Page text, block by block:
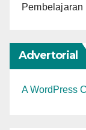
Pembelajaran
Advertorial
A WordPress